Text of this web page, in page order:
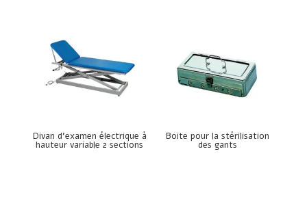
Divan d’examen électrique à
hauteur variable 2 sections
Boite pour la stérilisation
des gants